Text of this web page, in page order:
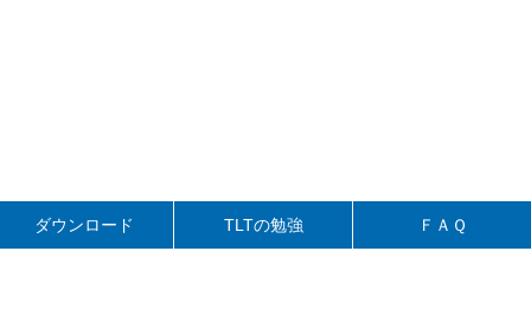
ダウンロード TLTの勉強 ＦＡＱ